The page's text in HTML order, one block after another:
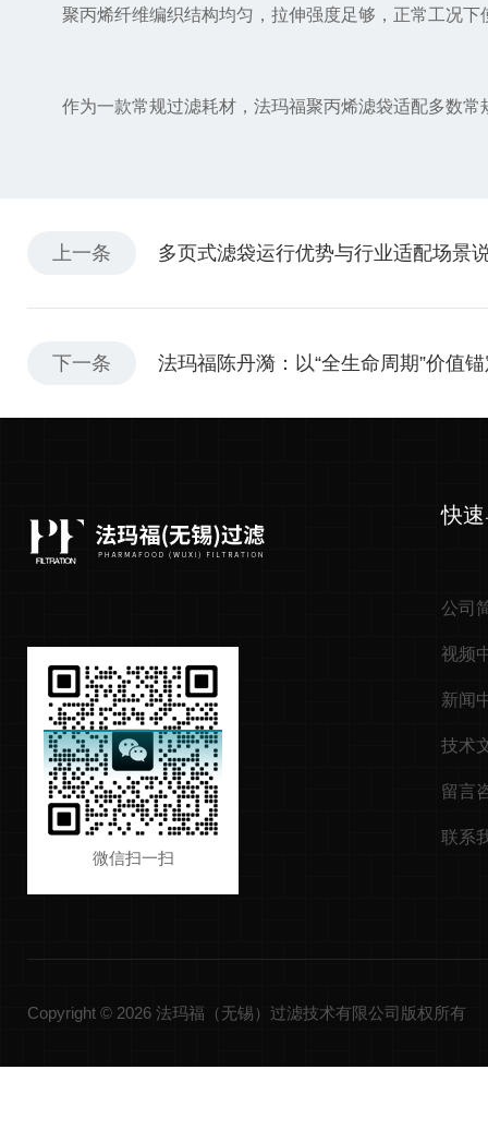
聚丙烯纤维编织结构均匀，拉伸强度足够，正常工况下
作为一款常规过滤耗材，法玛福聚丙烯滤袋适配多数常
上一条 多页式滤袋运行优势与行业适配场景
下一条 法玛福陈丹漪：以“全生命周期”价值
微信扫一扫
快
公司
视频
新闻
技术
留言
联系
Copyright © 2026 法玛福（无锡）过滤技术有限公司版权所有